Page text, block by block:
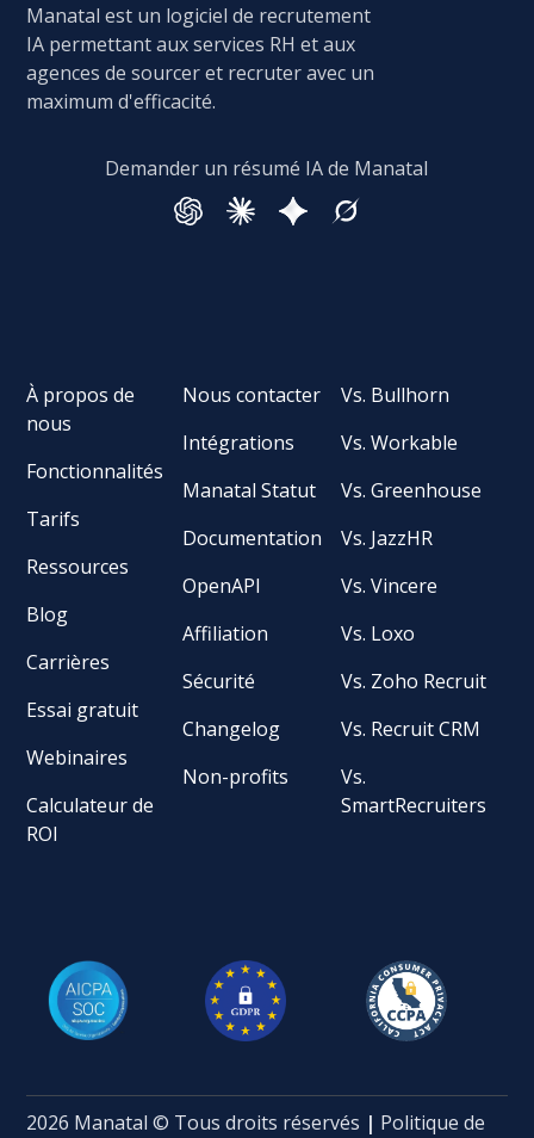
Manatal est un logiciel de recrutement
IA permettant aux services RH et aux
agences de sourcer et recruter avec un
maximum d'efficacité.
Demander un résumé IA de Manatal
À propos de
nous
Fonctionnalités
Tarifs
Ressources
Blog
Carrières
Essai gratuit
Webinaires
Calculateur de
ROI
Nous contacter
Intégrations
Manatal Statut
Documentation
OpenAPI
Affiliation
Sécurité
Changelog
Non-profits
Vs. Bullhorn
Vs. Workable
Vs. Greenhouse
Vs. JazzHR
Vs. Vincere
Vs. Loxo
Vs. Zoho Recruit
Vs. Recruit CRM
Vs.
SmartRecruiters
2026 Manatal © Tous droits réservés | Politique de